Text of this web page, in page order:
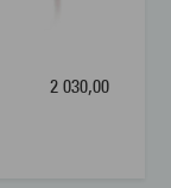
2 030,00